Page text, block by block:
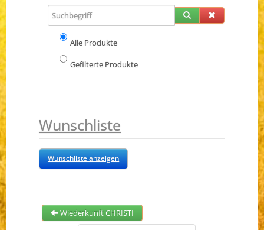
Alle Produkte
Gefilterte Produkte
Wunschliste
Wunschliste anzeigen
Wiederkunft CHRISTI